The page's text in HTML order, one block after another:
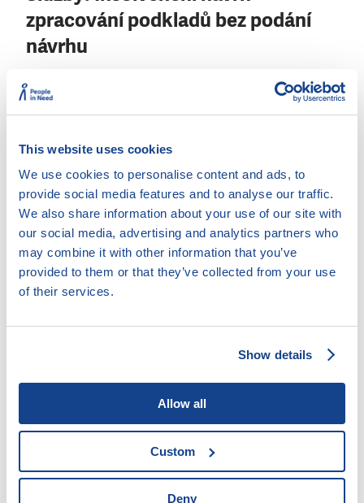
This website uses cookies
We use cookies to personalise content and ads, to
provide social media features and to analyse our traffic.
We also share information about your use of our site with
our social media, advertising and analytics partners who
may combine it with other information that you’ve
provided to them or that they’ve collected from your use
of their services.
Show details
Allow all
Custom
Deny
zpracování podkladů bez podání
návrhu
22. 5. 2024
Člověk v tísni, o.p.s. – Hořovice
22. 5. 2024
Člověk v tísni, o.p.s. – Hranice na Moravě
22. 5. 2024
Člověk v tísni, o.p.s. – Frýdlant
Předchozí stránka1… 373839 4041…47
Další stránka
Akreditace pro oddlužení
Doložkomat